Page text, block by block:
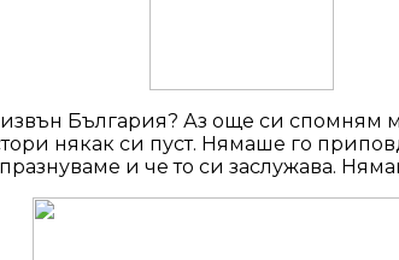
България? Аз още си спомням
някак си пуст. Нямаше го
и че то си заслужава.